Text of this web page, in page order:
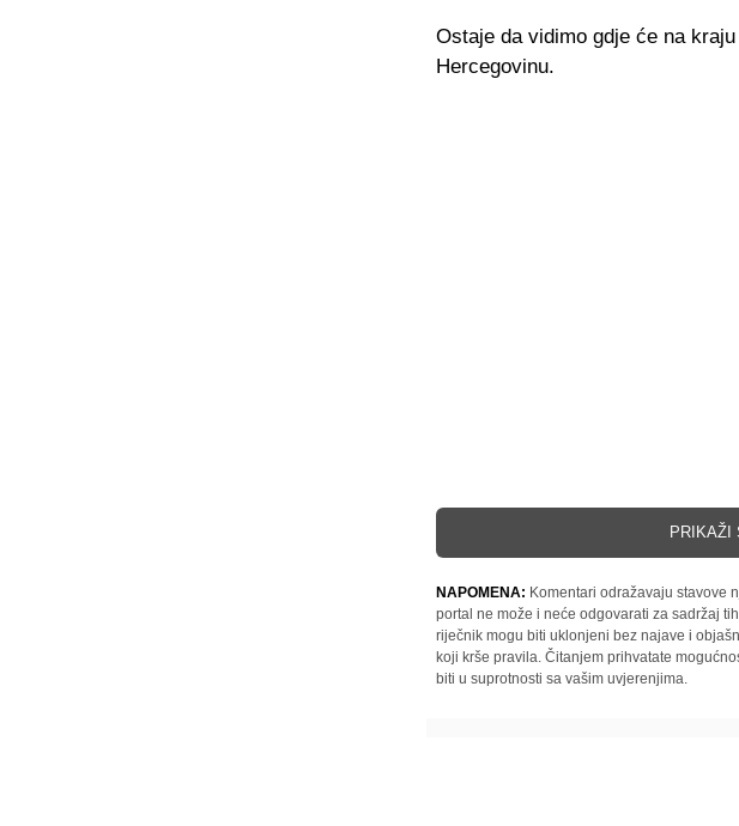
Ostaje da vidimo gdje će na
Hercegovinu.
PRIKAŽI
NAPOMENA: Komentari odražavaju stavove
portal ne može i neće odgovarati za sadržaj
riječnik mogu biti uklonjeni bez najave i
koji krše pravila. Čitanjem prihvatate
biti u suprotnosti sa vašim uvjerenjima.